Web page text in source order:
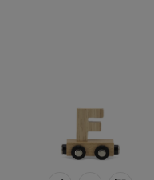
In voorraad
Belgisch product